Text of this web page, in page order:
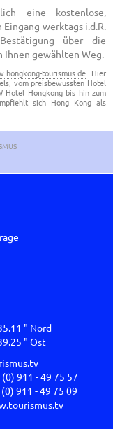
eine kostenlose,
Eingang werktags i.d.R.
über die
Ihnen gewählten Weg.
tourismus.de. Hier
vom preisbewussten Hotel
Hotel Hongkong bis hin zum
sich Hong Kong als
" Nord
" Ost
911 - 49 75 57
(0) 911 - 49 75 09